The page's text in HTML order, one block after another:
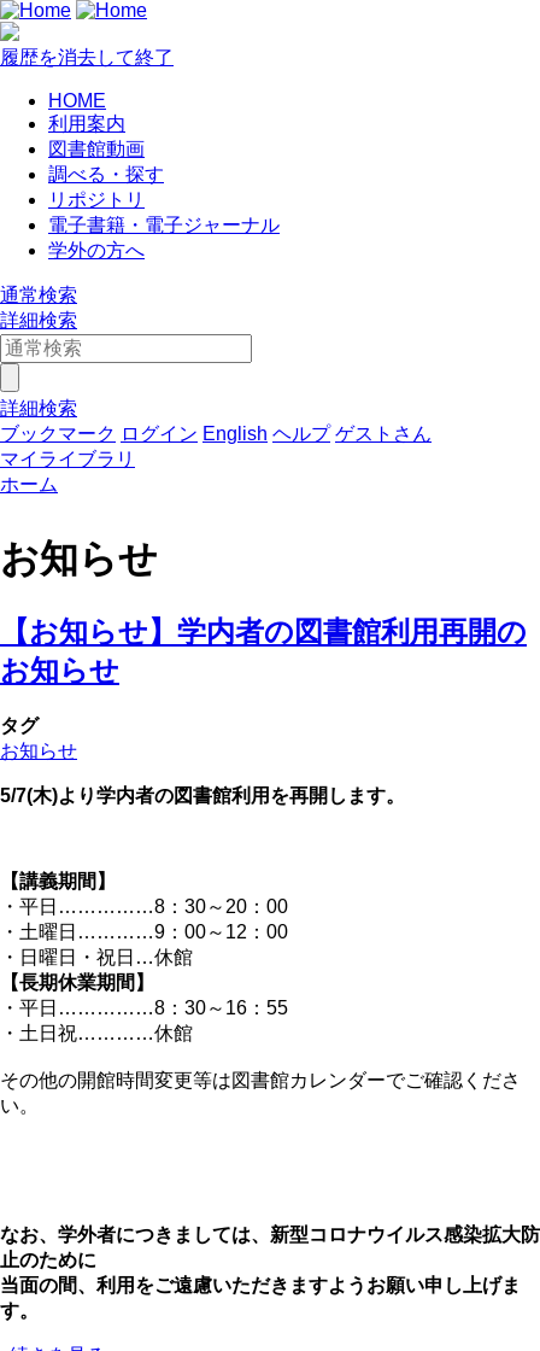
履歴を消去して終了
HOME
利用案内
図書館動画
調べる・探す
リポジトリ
電子書籍・電子ジャーナル
学外の方へ
通常検索
詳細検索
詳細検索
ブックマーク ログイン English ヘルプ ゲストさん
マイライブラリ
ホーム
お知らせ
【お知らせ】学内者の図書館利用再開の
お知らせ
タグ
お知らせ
5/7(木)より学内者の図書館利用を再開します。
【講義期間】
・平日……………8：30～20：00
・土曜日…………9：00～12：00
・日曜日・祝日…休館
【長期休業期間】
・平日……………8：30～16：55
・土日祝…………休館
その他の開館時間変更等は図書館カレンダーでご確認くださ
い。
なお、学外者につきましては、新型コロナウイルス感染拡大防
止のために
当面の間、利用をご遠慮いただきますようお願い申し上げま
す。